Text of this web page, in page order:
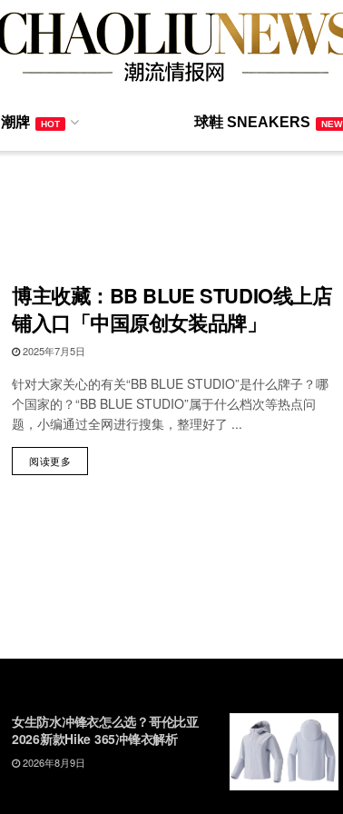
潮牌 HOT 球鞋 SNEAKERS NEW
博主收藏：BB BLUE STUDIO线上店
铺入口「中国原创女装品牌」
2025年7月5日
针对大家关心的有关“BB BLUE STUDIO”是什么牌子？哪
个国家的？“BB BLUE STUDIO”属于什么档次等热点问
题，小编通过全网进行搜集，整理好了 ...
阅读更多
女生防水冲锋衣怎么选？哥伦比亚
2026新款Hike 365冲锋衣解析
2026年8月9日